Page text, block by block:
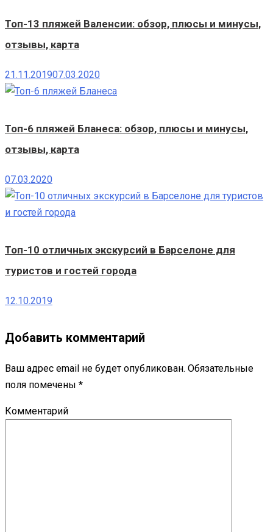
Топ-13 пляжей Валенсии: обзор, плюсы и минусы,
отзывы, карта
21.11.201907.03.2020
Топ-6 пляжей Бланеса: обзор, плюсы и минусы,
отзывы, карта
07.03.2020
Топ-10 отличных экскурсий в Барселоне для
туристов и гостей города
12.10.2019
Добавить комментарий
Ваш адрес email не будет опубликован. Обязательные
поля помечены *
Комментарий